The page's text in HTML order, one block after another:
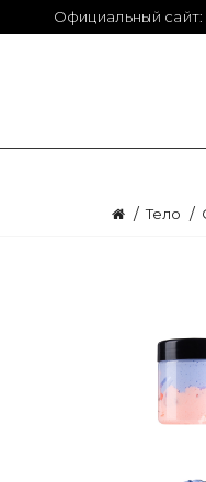
Официальный сайт:
Тело